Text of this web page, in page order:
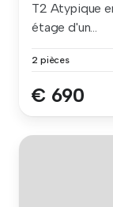
T2 Atypique
étage d'un...
2 pièces
€ 690